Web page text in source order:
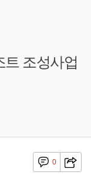
트 조성사업
0